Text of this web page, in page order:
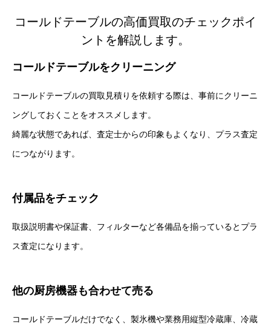
コールドテーブルの高価買取のチェックポイ
ントを解説します。
コールドテーブルをクリーニング
コールドテーブルの買取見積りを依頼する際は、事前にクリーニ
ングしておくことをオススメします。
綺麗な状態であれば、査定士からの印象もよくなり、プラス査定
につながります。
付属品をチェック
取扱説明書や保証書、フィルターなど各備品を揃っているとプラ
ス査定になります。
他の厨房機器も合わせて売る
コールドテーブルだけでなく、製氷機や業務用縦型冷蔵庫、冷蔵